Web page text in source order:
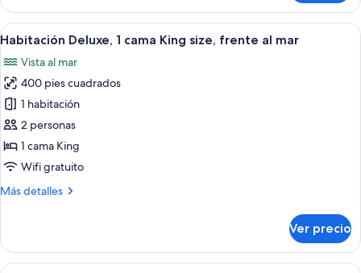
al
mar
Premium,
cama
size,
frente
al
mar
Abrir
todas
las
fotos
de
Habitación
Deluxe,
1
King
al
Un dormitorio con techo de madera,
6
Habitación Deluxe, 1 cama King size, frente al mar
Vista al mar
400 pies cuadrados
1 habitación
2 personas
1 cama King
Wifi gratuito
Más detalles
Más
Deluxe,
Ver precio
Un dormitorio moderno con una